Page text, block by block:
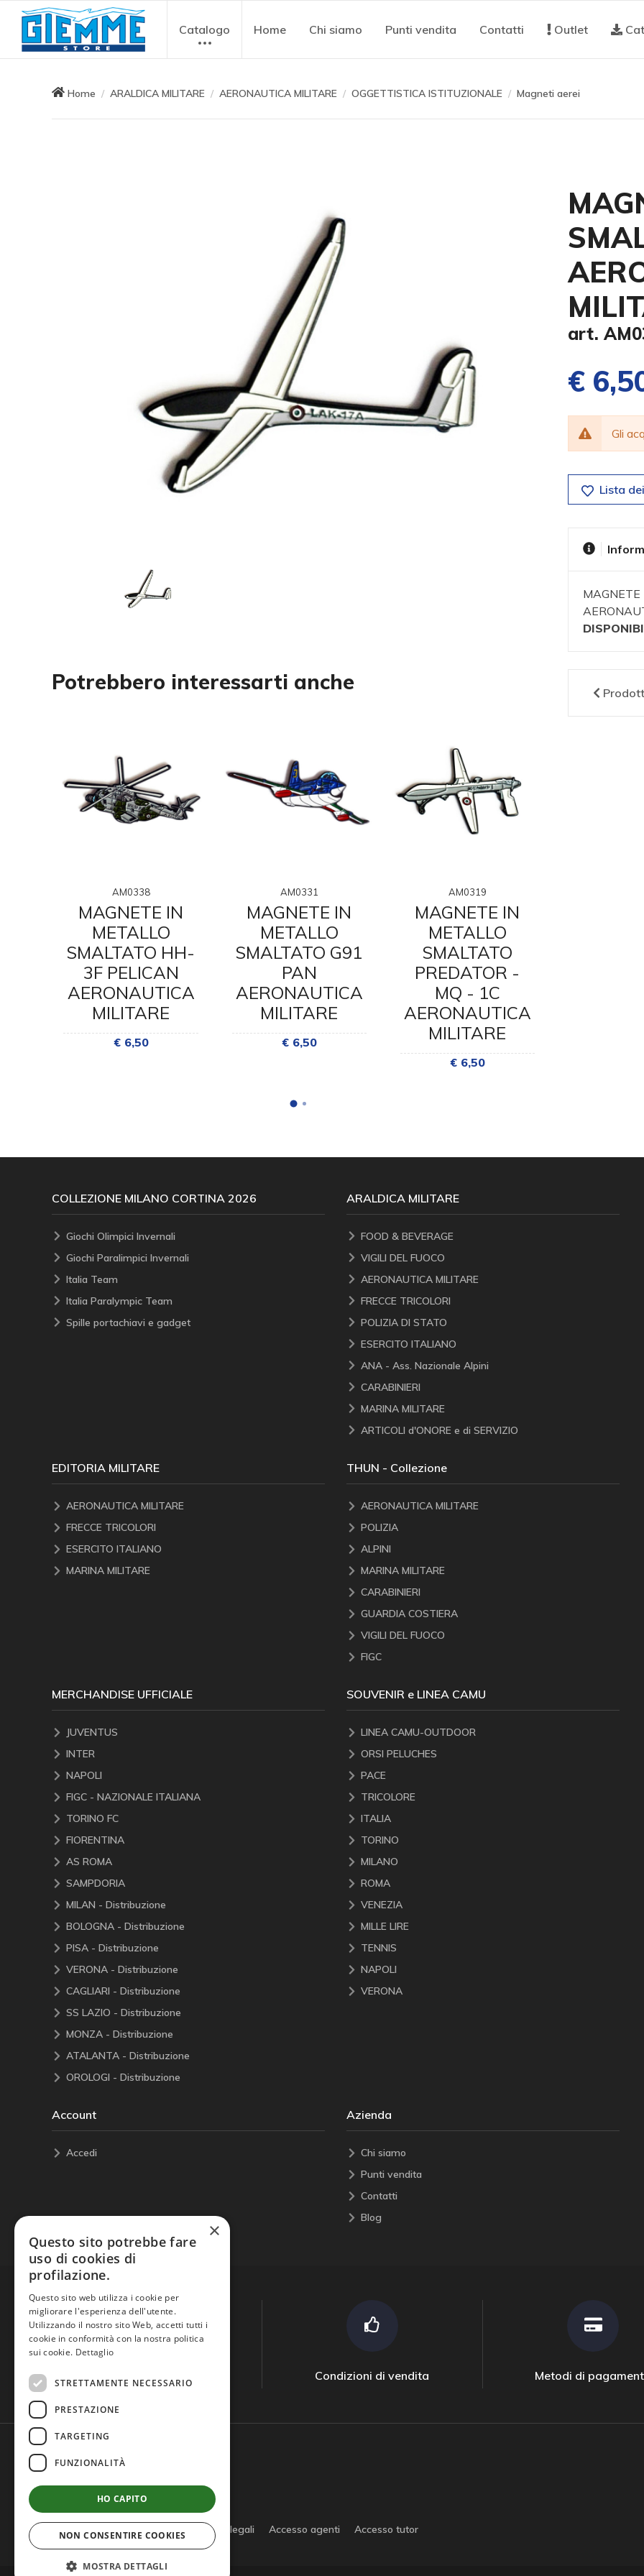
Catalogo Home Chi siamo Punti vendita Contatti Outlet
Home ARALDICA MILITARE AERONAUTICA MILITARE OGGETTISTICA ISTITUZIONALE Magneti aerei
Potrebbero interessarti anche
AM0338
MAGNETE IN
METALLO
SMALTATO HH-
3F PELICAN
AERONAUTICA
MILITARE
€ 6,50
AM0331
MAGNETE IN
METALLO
SMALTATO G91
PAN
AERONAUTICA
MILITARE
€ 6,50
AM0319
MAGNETE IN
METALLO
SMALTATO
PREDATOR -
MQ - 1C
AERONAUTICA
MILITARE
€ 6,50
art.
€
Gli
Lista
COLLEZIONE MILANO CORTINA 2026
Giochi Olimpici Invernali
Giochi Paralimpici Invernali
Italia Team
Italia Paralympic Team
Spille portachiavi e gadget
ARALDICA MILITARE
FOOD & BEVERAGE
VIGILI DEL FUOCO
AERONAUTICA MILITARE
FRECCE TRICOLORI
POLIZIA DI STATO
ESERCITO ITALIANO
ANA - Ass. Nazionale Alpini
CARABINIERI
MARINA MILITARE
ARTICOLI d'ONORE e di SERVIZIO
EDITORIA MILITARE
AERONAUTICA MILITARE
FRECCE TRICOLORI
ESERCITO ITALIANO
MARINA MILITARE
THUN - Collezione
AERONAUTICA MILITARE
POLIZIA
ALPINI
MARINA MILITARE
CARABINIERI
GUARDIA COSTIERA
VIGILI DEL FUOCO
FIGC
MERCHANDISE UFFICIALE
JUVENTUS
INTER
NAPOLI
FIGC - NAZIONALE ITALIANA
TORINO FC
FIORENTINA
AS ROMA
SAMPDORIA
MILAN - Distribuzione
BOLOGNA - Distribuzione
PISA - Distribuzione
VERONA - Distribuzione
CAGLIARI - Distribuzione
SS LAZIO - Distribuzione
MONZA - Distribuzione
ATALANTA - Distribuzione
OROLOGI - Distribuzione
SOUVENIR e LINEA CAMU
LINEA CAMU-OUTDOOR
ORSI PELUCHES
PACE
TRICOLORE
ITALIA
TORINO
MILANO
ROMA
VENEZIA
MILLE LIRE
TENNIS
NAPOLI
VERONA
Account
Accedi
Azienda
Chi siamo
Punti vendita
Contatti
Blog
Condizioni di vendita Metodi di
Privacy policy Cookie policy Note legali Accesso agenti Accesso tutor
×
Questo sito potrebbe fare
uso di cookies di
profilazione.
Questo sito web utilizza i cookie per
migliorare l'esperienza dell'utente.
Utilizzando il nostro sito Web, accetti tutti i
cookie in conformità con la nostra politica
sui cookie. Dettaglio
STRETTAMENTE NECESSARIO
PRESTAZIONE
TARGETING
FUNZIONALITÀ
HO CAPITO
NON CONSENTIRE COOKIES
MOSTRA DETTAGLI